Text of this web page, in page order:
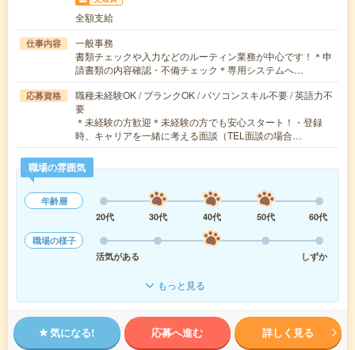
全額支給
仕事内容
一般事務
書類チェックや入力などのルーティン業務が中心です！＊申
請書類の内容確認・不備チェック＊専用システムへ…
応募資格
職種未経験OK / ブランクOK / パソコンスキル不要 / 英語力不
要
＊未経験の方歓迎＊未経験の方でも安心スタート！・登録
時、キャリアを一緒に考える面談（TEL面談の場合…
職場の雰囲気
年齢層
20代
30代 40代 50代
60代
職場の様子
活気がある
しずか
もっと見る
気になる! 応募へ進む 詳しく見る